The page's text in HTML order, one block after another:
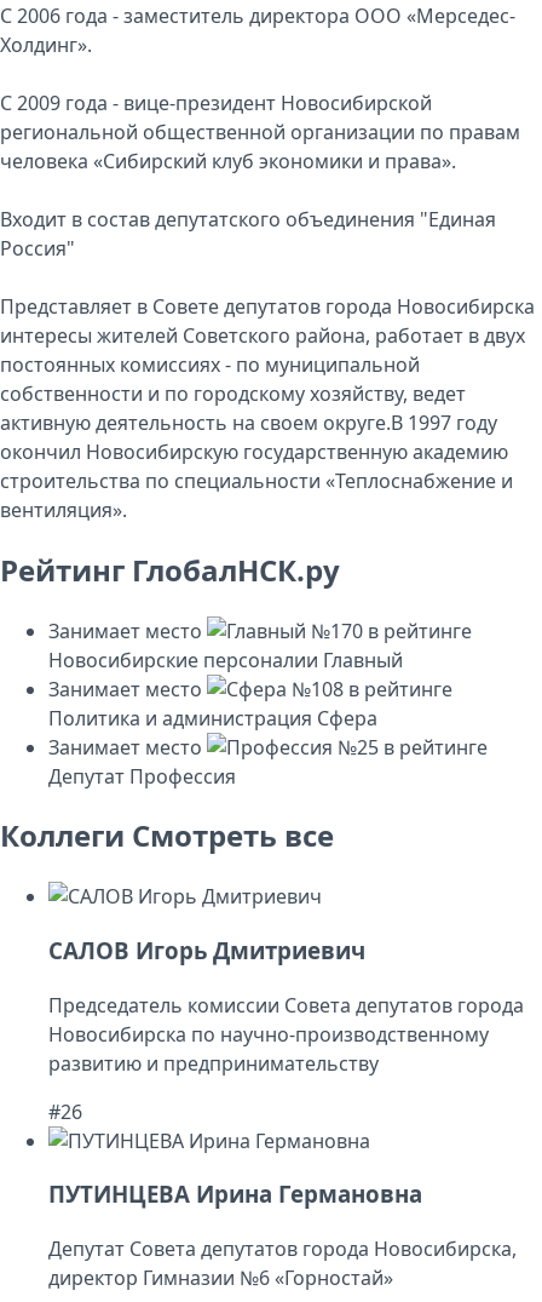
С 2006 года - заместитель директора ООО «Мерседес-
Холдинг».
С 2009 года - вице-президент Новосибирской
региональной общественной организации по правам
человека «Сибирский клуб экономики и права».
Входит в состав депутатского объединения "Единая
Россия"
Представляет в Совете депутатов города Новосибирска
интересы жителей Советского района, работает в двух
постоянных комиссиях - по муниципальной
собственности и по городскому хозяйству, ведет
активную деятельность на своем округе.В 1997 году
окончил Новосибирскую государственную академию
строительства по специальности «Теплоснабжение и
вентиляция».
Рейтинг ГлобалНСК.ру
Занимает место №170 в рейтинге
Новосибирские персоналии Главный
Занимает место
№108 в рейтинге
Политика и администрация Сфера
Занимает место
№25 в рейтинге
Депутат Профессия
Коллеги Смотреть все
САЛОВ Игорь Дмитриевич
Председатель комиссии Совета депутатов города
Новосибирска по научно-производственному
развитию и предпринимательству
#26
ПУТИНЦЕВА Ирина Германовна
Депутат Совета депутатов города Новосибирска,
директор Гимназии №6 «Горностай»